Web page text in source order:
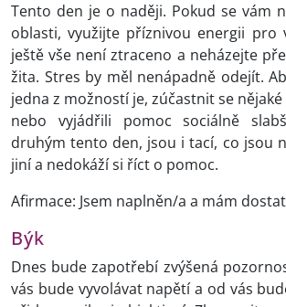
Tento den je o naději. Pokud se vám
oblasti, využijte příznivou energii pro
ještě vše není ztraceno a neházejte
žita. Stres by měl nenápadně odejít.
jedna z možností je, zúčastnit se
nebo vyjádřili pomoc sociálně
druhým tento den, jsou i tací, co jsou
jiní a nedokáží si říct o pomoc.
Afirmace: Jsem naplněn/a a mám
Býk
Dnes bude zapotřebí zvýšená
vás bude vyvolávat napětí a od vás